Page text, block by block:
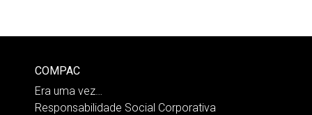
COMPAC
Era uma vez…
Responsabilidade Social Corporativa